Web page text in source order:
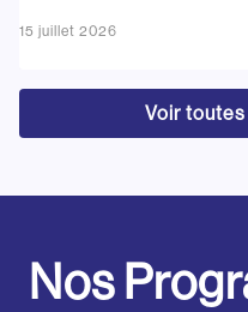
15 juillet 2026
Voir
Nos